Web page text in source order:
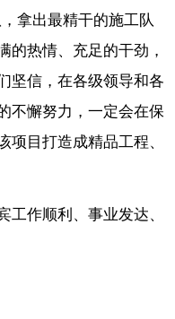
拿出最精干的施工队
的热情、充足的干劲，
坚信，在各级领导和各
不懈努力，一定会在保
项目打造成精品工程、
工作顺利、事业发达、